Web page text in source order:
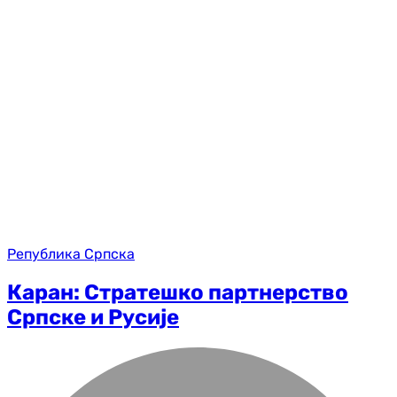
Република Српска
Каран: Стратешко партнерство
Српске и Русије